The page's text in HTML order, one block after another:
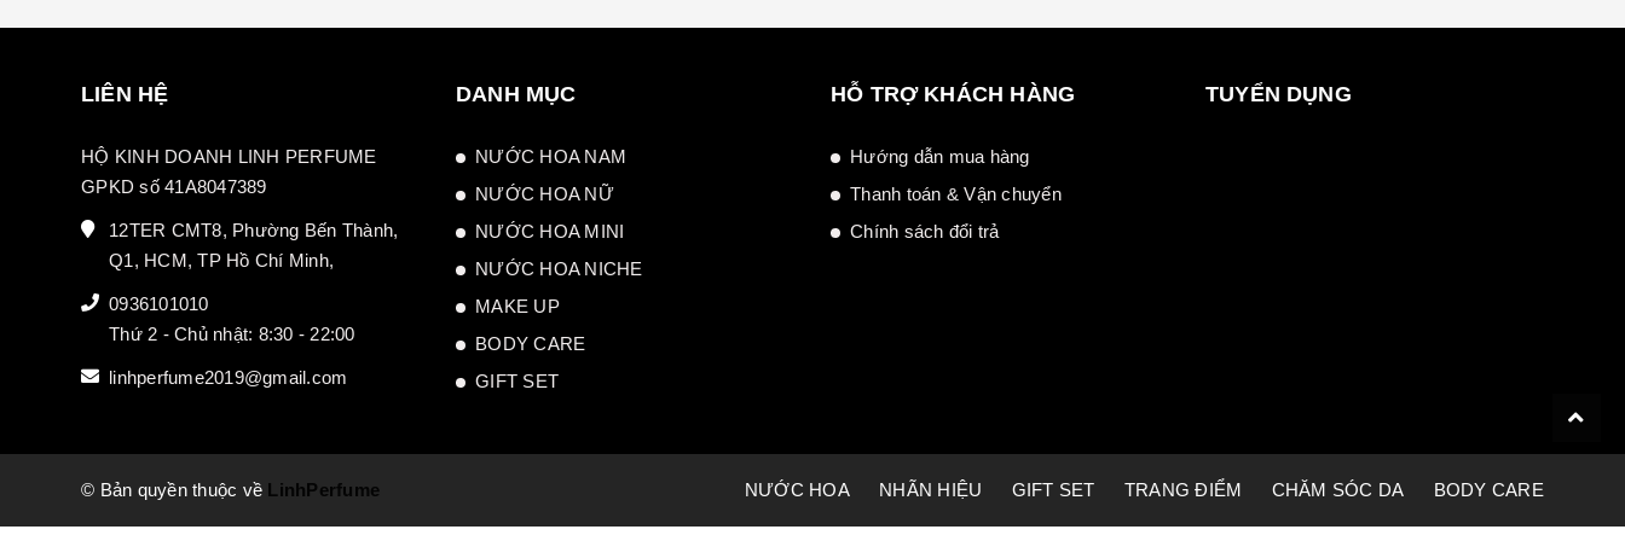
LIÊN HỆ
HỘ KINH DOANH LINH PERFUME
GPKD số 41A8047389
12TER CMT8, Phường Bến Thành,
Q1, HCM, TP Hồ Chí Minh,
0936101010
Thứ 2 - Chủ nhật: 8:30 - 22:00
linhperfume2019@gmail.com
DANH MỤC
NƯỚC HOA NAM
NƯỚC HOA NỮ
NƯỚC HOA MINI
NƯỚC HOA NICHE
MAKE UP
BODY CARE
GIFT SET
HỖ TRỢ KHÁCH HÀNG
Hướng dẫn mua hàng
Thanh toán & Vận chuyển
Chính sách đổi trả
TUYỂN DỤNG
© Bản quyền thuộc về LinhPerfume NƯỚC HOA NHÃN HIỆU GIFT SET TRANG ĐIỂM CHĂM SÓC DA BODY CARE